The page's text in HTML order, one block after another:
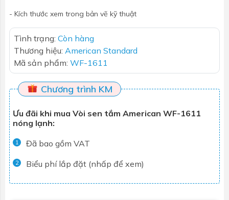
- Kích thước xem trong bản vẽ kỹ thuật
Tình trạng: Còn hàng
Thương hiệu: American Standard
Mã sản phẩm: WF-1611
Chương trình KM
Ưu đãi khi mua Vòi sen tắm American WF-1611
nóng lạnh:
1 Đã bao gồm VAT
2 Biểu phí lắp đặt (nhấp để xem)